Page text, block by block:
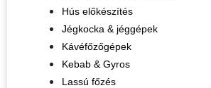
Hús előkészítés
Jégkocka & jéggépek
Kávéfőzőgépek
Kebab & Gyros
Lassú főzés